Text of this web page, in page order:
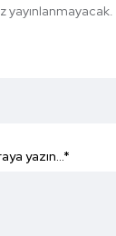
yayınlanmayacak.
yazın...*